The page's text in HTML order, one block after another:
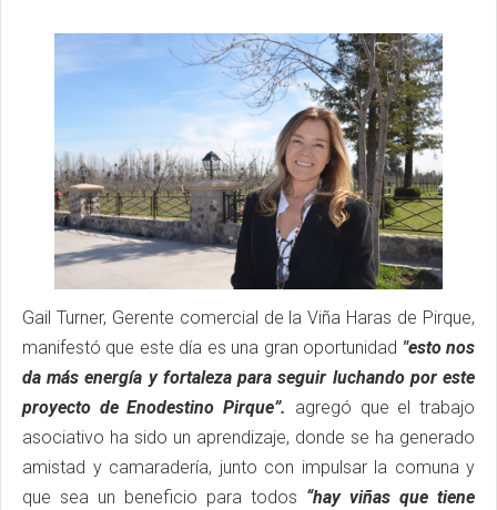
Gail Turner, Gerente comercial de la Viña Haras de Pirque,
manifestó que este día es una gran oportunidad "esto nos
da más energía y fortaleza para seguir luchando por este
proyecto de Enodestino Pirque”. agregó que el trabajo
asociativo ha sido un aprendizaje, donde se ha generado
amistad y camaradería, junto con impulsar la comuna y
que sea un beneficio para todos “hay viñas que tiene